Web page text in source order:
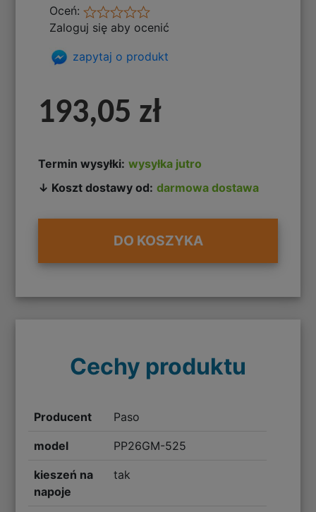
Oceń:
Zaloguj się aby ocenić
zapytaj o produkt
193,05 zł
Termin wysyłki: wysyłka jutro
↓ Koszt dostawy od: darmowa dostawa
DO KOSZYKA
Cechy produktu
Producent Paso
model PP26GM-525
kieszeń na
napoje
tak